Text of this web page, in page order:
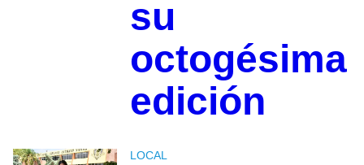
su
octogésima
edición
LOCAL